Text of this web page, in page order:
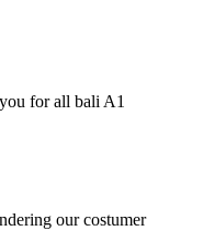
for all bali A1
our costumer